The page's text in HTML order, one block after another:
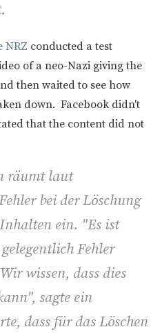
NRZ conducted a test
of a neo-Nazi giving the
then waited to see how
down. Facebook didn't
that the content did not
räumt laut
bei der Löschung
ein. "Es ist
Fehler
wissen, dass dies
sagte ein
dass für das Löschen